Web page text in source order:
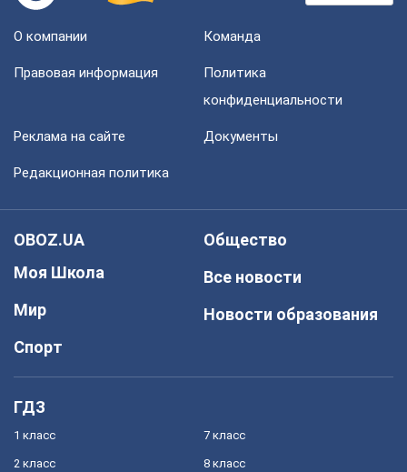
О компании Команда
Правовая информация
Политика
конфиденциальности
Реклама на сайте Документы
Редакционная политика
OBOZ.UA
Моя Школа
Мир
Спорт
Общество
Все новости
Новости образования
ГДЗ
1 класс
2 класс
7 класс
8 класс